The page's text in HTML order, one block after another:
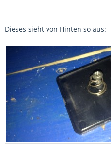
Dieses sieht von Hinten so aus: